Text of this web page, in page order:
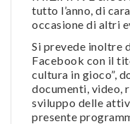
tutto l’anno, di
occasione di altri
Si prevede inoltre
Facebook con il
cultura in gioco”,
documenti, video,
sviluppo delle
presente